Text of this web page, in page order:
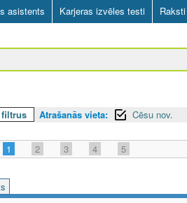
asistents Karjeras izvēles testi Raksti
filtrus Atrašanās vieta: Cēsu nov.
1 2 3 4 5